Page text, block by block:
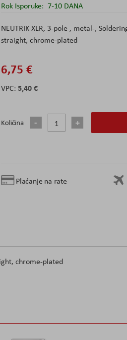
Rok Isporuke: 7-10 DANA
NEUTRIK XLR, 3-pole , metal-,
straight, chrome-plated
6,75 €
5,40 €
Količina
Plaćanje na rate
chrome-plated